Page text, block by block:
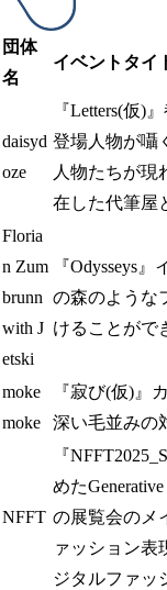
団体
名
イベントタイ
daisyd
oze
『Letters(仮)
登場人物が囁
人物たちが現
在した代筆屋
Floria
n Zum
brunn
with J
etski
『Odysseys
の森のような
けることがで
moke
moke
『寂び(仮)』
深い毛並みの
NFFT
『
めた
の展覧会のメ
ァッション表
ジタルファッ